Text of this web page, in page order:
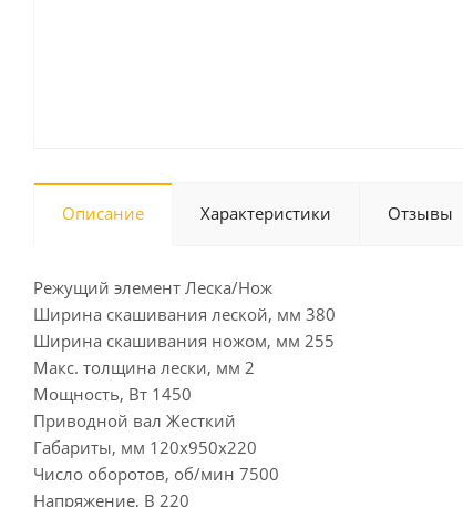
Описание Характеристики Отзывы
Режущий элемент Леска/Нож
Ширина скашивания леской, мм 380
Ширина скашивания ножом, мм 255
Макс. толщина лески, мм 2
Мощность, Вт 1450
Приводной вал Жесткий
Габариты, мм 120х950х220
Число оборотов, об/мин 7500
Напряжение, В 220